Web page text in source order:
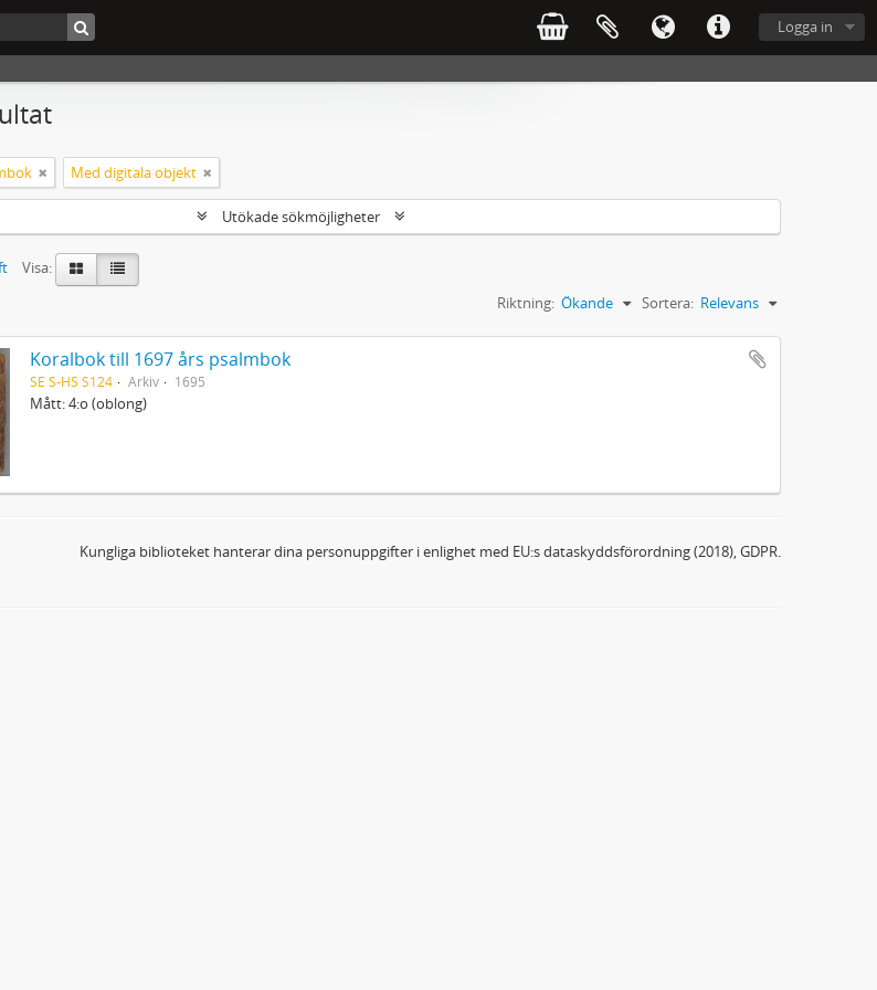
Logga in
Med digitala objekt
Utökade sökmöjligheter
Visa:
Sortera: Relevans
Riktning: Ökande
Koralbok till 1697 års psalmbok
SE S-HS S124 Arkiv 1695
Mått: 4:o (oblong)
Kungliga biblioteket hanterar dina personuppgifter i enlighet med EU:s dataskyddsförordning (2018), GDPR.